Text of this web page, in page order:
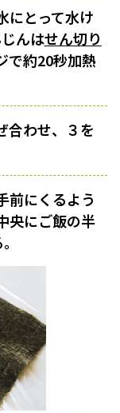
にとって水け
んはせん切り
で約20秒加熱
合わせ、３を
前にくるよう
央にご飯の半